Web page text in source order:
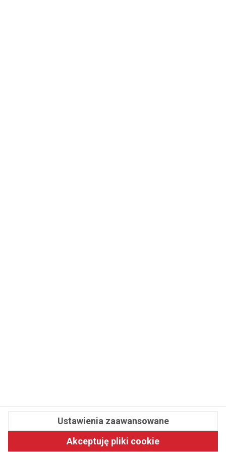
Fit.pl © 2026 Wszystkie prawa zastrzeżone.
Pawelec.info
Ustawienia zaawansowane
Akceptuję pliki cookie